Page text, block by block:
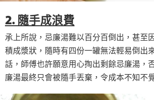
2. 隨手成浪費
承上所說，忌廉湯難以百分百倒出，甚至
積成漿狀，隨時有四份一罐無法輕易倒出
話，師傅也許願意用心掏出剩餘忌廉湯，
廉湯最終只會被隨手丟棄，令成本不知不